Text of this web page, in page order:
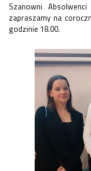
Szanowni
zapraszamy na
godzinie 18.00.